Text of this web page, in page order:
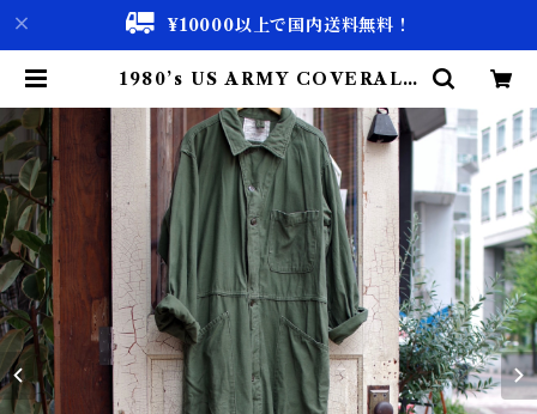
¥10000以上で国内送料無料！
1980’s US ARMY COVERALL
ルズ / ツナギ | 古着屋 仙台 biscc
o【古着 & Vintage 通販】